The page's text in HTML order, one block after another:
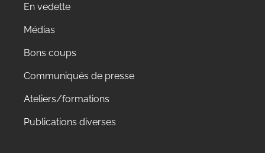
En vedette
Médias
Bons coups
Communiqués de presse
Ateliers/formations
Publications diverses